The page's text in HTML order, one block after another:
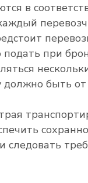
в
при
быть
следовать